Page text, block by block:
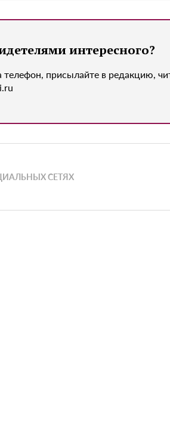
интересного?
присылайте в редакцию,
СЕТЯХ